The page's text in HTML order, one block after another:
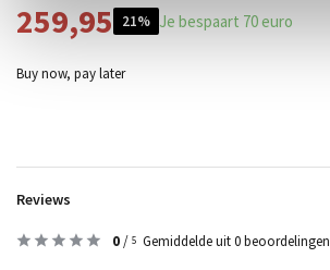
259,95 21% Je bespaart 70 euro
Buy now, pay later
Reviews
0/ 5 Gemiddelde uit 0 beoordelingen